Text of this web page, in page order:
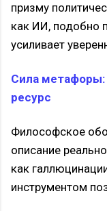
призму
как ИИ, подобно
усиливает
Сила метафоры:
ресурс
Философское
описание
как
инструментом